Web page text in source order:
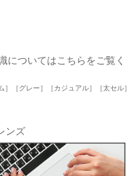
についてはこちらをご覧く
［グレー］［カジュアル］［太セル］
ンズ